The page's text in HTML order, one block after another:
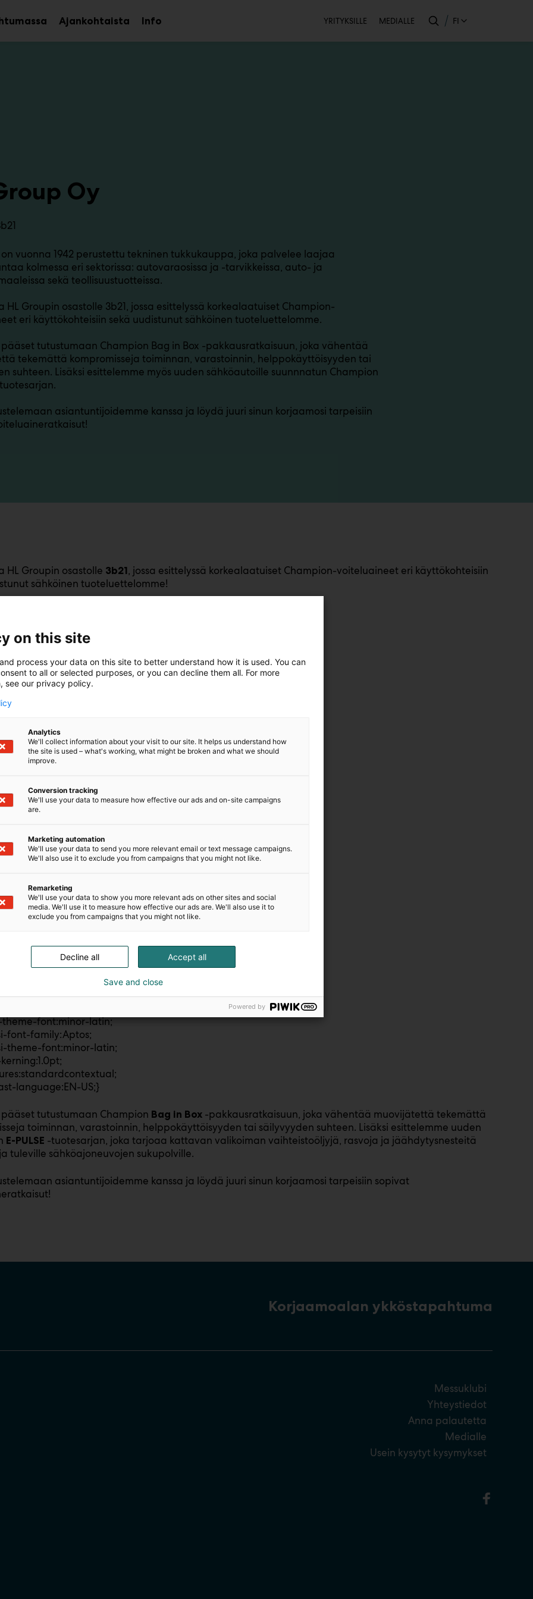
Avaa
alavalikko
Ajankohtaista InfoAvaa
alavalikko
Toissijainen
YRITYKSILLE MEDIALLE FI
Oy
on vuonna 1942 perustettu tekninen tukkukauppa, joka palvelee laajaa
kolmessa eri sektorissa: autovaraosissa ja -tarvikkeissa, auto- ja
sekä teollisuustuotteissa.
HL Groupin osastolle 3b21, jossa esittelyssä korkealaatuiset Champion-
eri käyttökohteisiin sekä uudistunut sähköinen tuoteluettelomme.
tutustumaan Champion Bag in Box -pakkausratkaisuun, joka vähentää
tekemättä kompromisseja toiminnan, varastoinnin, helppokäyttöisyyden tai
suhteen. Lisäksi esittelemme myös uuden sähköautoille suunnnatun Champion
tuotesarjan.
asiantuntijoidemme kanssa ja löydä juuri sinun korjaamosi tarpeisiin
HL Groupin osastolle 3b21, jossa esittelyssä korkealaatuiset Champion-voiteluaineet eri käyttökohteisiin
sähköinen tuoteluettelomme!
*/
name:”Normaali taulukko”;
colband-size:0;
noshow:yes;
priority:99;
alt:0cm 5.4pt 0cm 5.4pt;
margin-top:0cm;
margin-right:0cm;
margin-left:0cm;
orphan;
serif;
theme-font:minor-latin;
font-family:Aptos;
theme-font:minor-latin;
language:EN-US;}
tutustumaan Champion Bag in Box -pakkausratkaisuun, joka vähentää muovijätettä tekemättä
toiminnan, varastoinnin, helppokäyttöisyyden tai säilyvyyden suhteen. Lisäksi esittelemme uuden
E-PULSE -tuotesarjan, joka tarjoaa kattavan valikoiman vaihteistoöljyjä, rasvoja ja jäähdytysnesteitä
tuleville sähköajoneuvojen sukupolville.
asiantuntijoidemme kanssa ja löydä juuri sinun korjaamosi tarpeisiin sopivat
Korjaamoalan ykköstapahtuma
Messuklubi
Yhteystiedot
Anna palautetta
Medialle
Usein kysytyt kysymykset
on this site
process your data on this site to better understand how it is used. You can
to all or selected purposes, or you can decline them all. For more
see our privacy policy.
Analytics
We'll collect information about your visit to our site. It helps us understand how
the site is used – what's working, what might be broken and what we should
improve.
Conversion tracking
We'll use your data to measure how effective our ads and on-site campaigns
are.
Marketing automation
We'll use your data to send you more relevant email or text message campaigns.
We'll also use it to exclude you from campaigns that you might not like.
Remarketing
We'll use your data to show you more relevant ads on other sites and social
media. We'll use it to measure how effective our ads are. We'll also use it to
exclude you from campaigns that you might not like.
Accept all
Decline all
Save and close
Powered by